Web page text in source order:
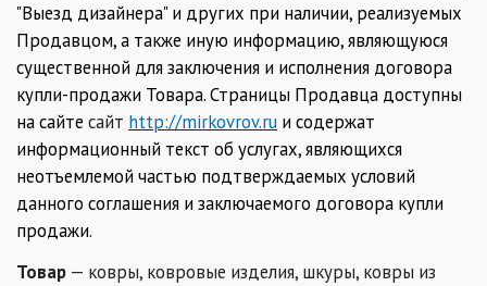
"Выезд дизайнера" и других при наличии, реализуемых
Продавцом, а также иную информацию, являющуюся
существенной для заключения и исполнения договора
купли-продажи Товара. Страницы Продавца доступны
на сайте сайт http://mirkovrov.ru и содержат
информационный текст об услугах, являющихся
неотъемлемой частью подтверждаемых условий
данного соглашения и заключаемого договора купли
продажи.
Товар — ковры, ковровые изделия, шкуры, ковры из